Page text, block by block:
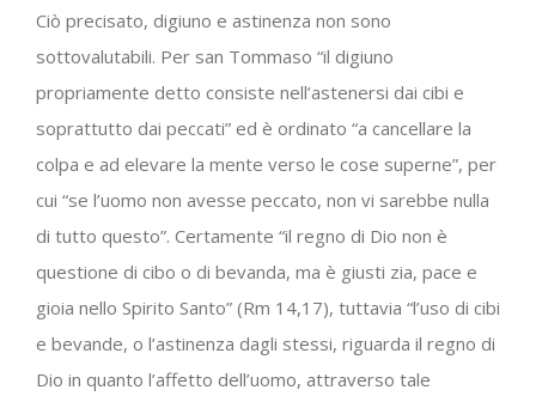
Ciò precisato, digiuno e astinenza non sono
sottovalutabili. Per san Tommaso “il digiuno
propriamente detto consiste nell’astenersi dai cibi e
soprattutto dai peccati” ed è ordinato “a cancellare la
colpa e ad elevare la mente verso le cose superne”, per
cui “se l’uomo non avesse peccato, non vi sarebbe nulla
di tutto questo”. Certamente “il regno di Dio non è
questione di cibo o di bevanda, ma è giusti zia, pace e
gioia nello Spirito Santo” (Rm 14,17), tuttavia “l’uso di cibi
e bevande, o l’astinenza dagli stessi, riguarda il regno di
Dio in quanto l’affetto dell’uomo, attraverso tale